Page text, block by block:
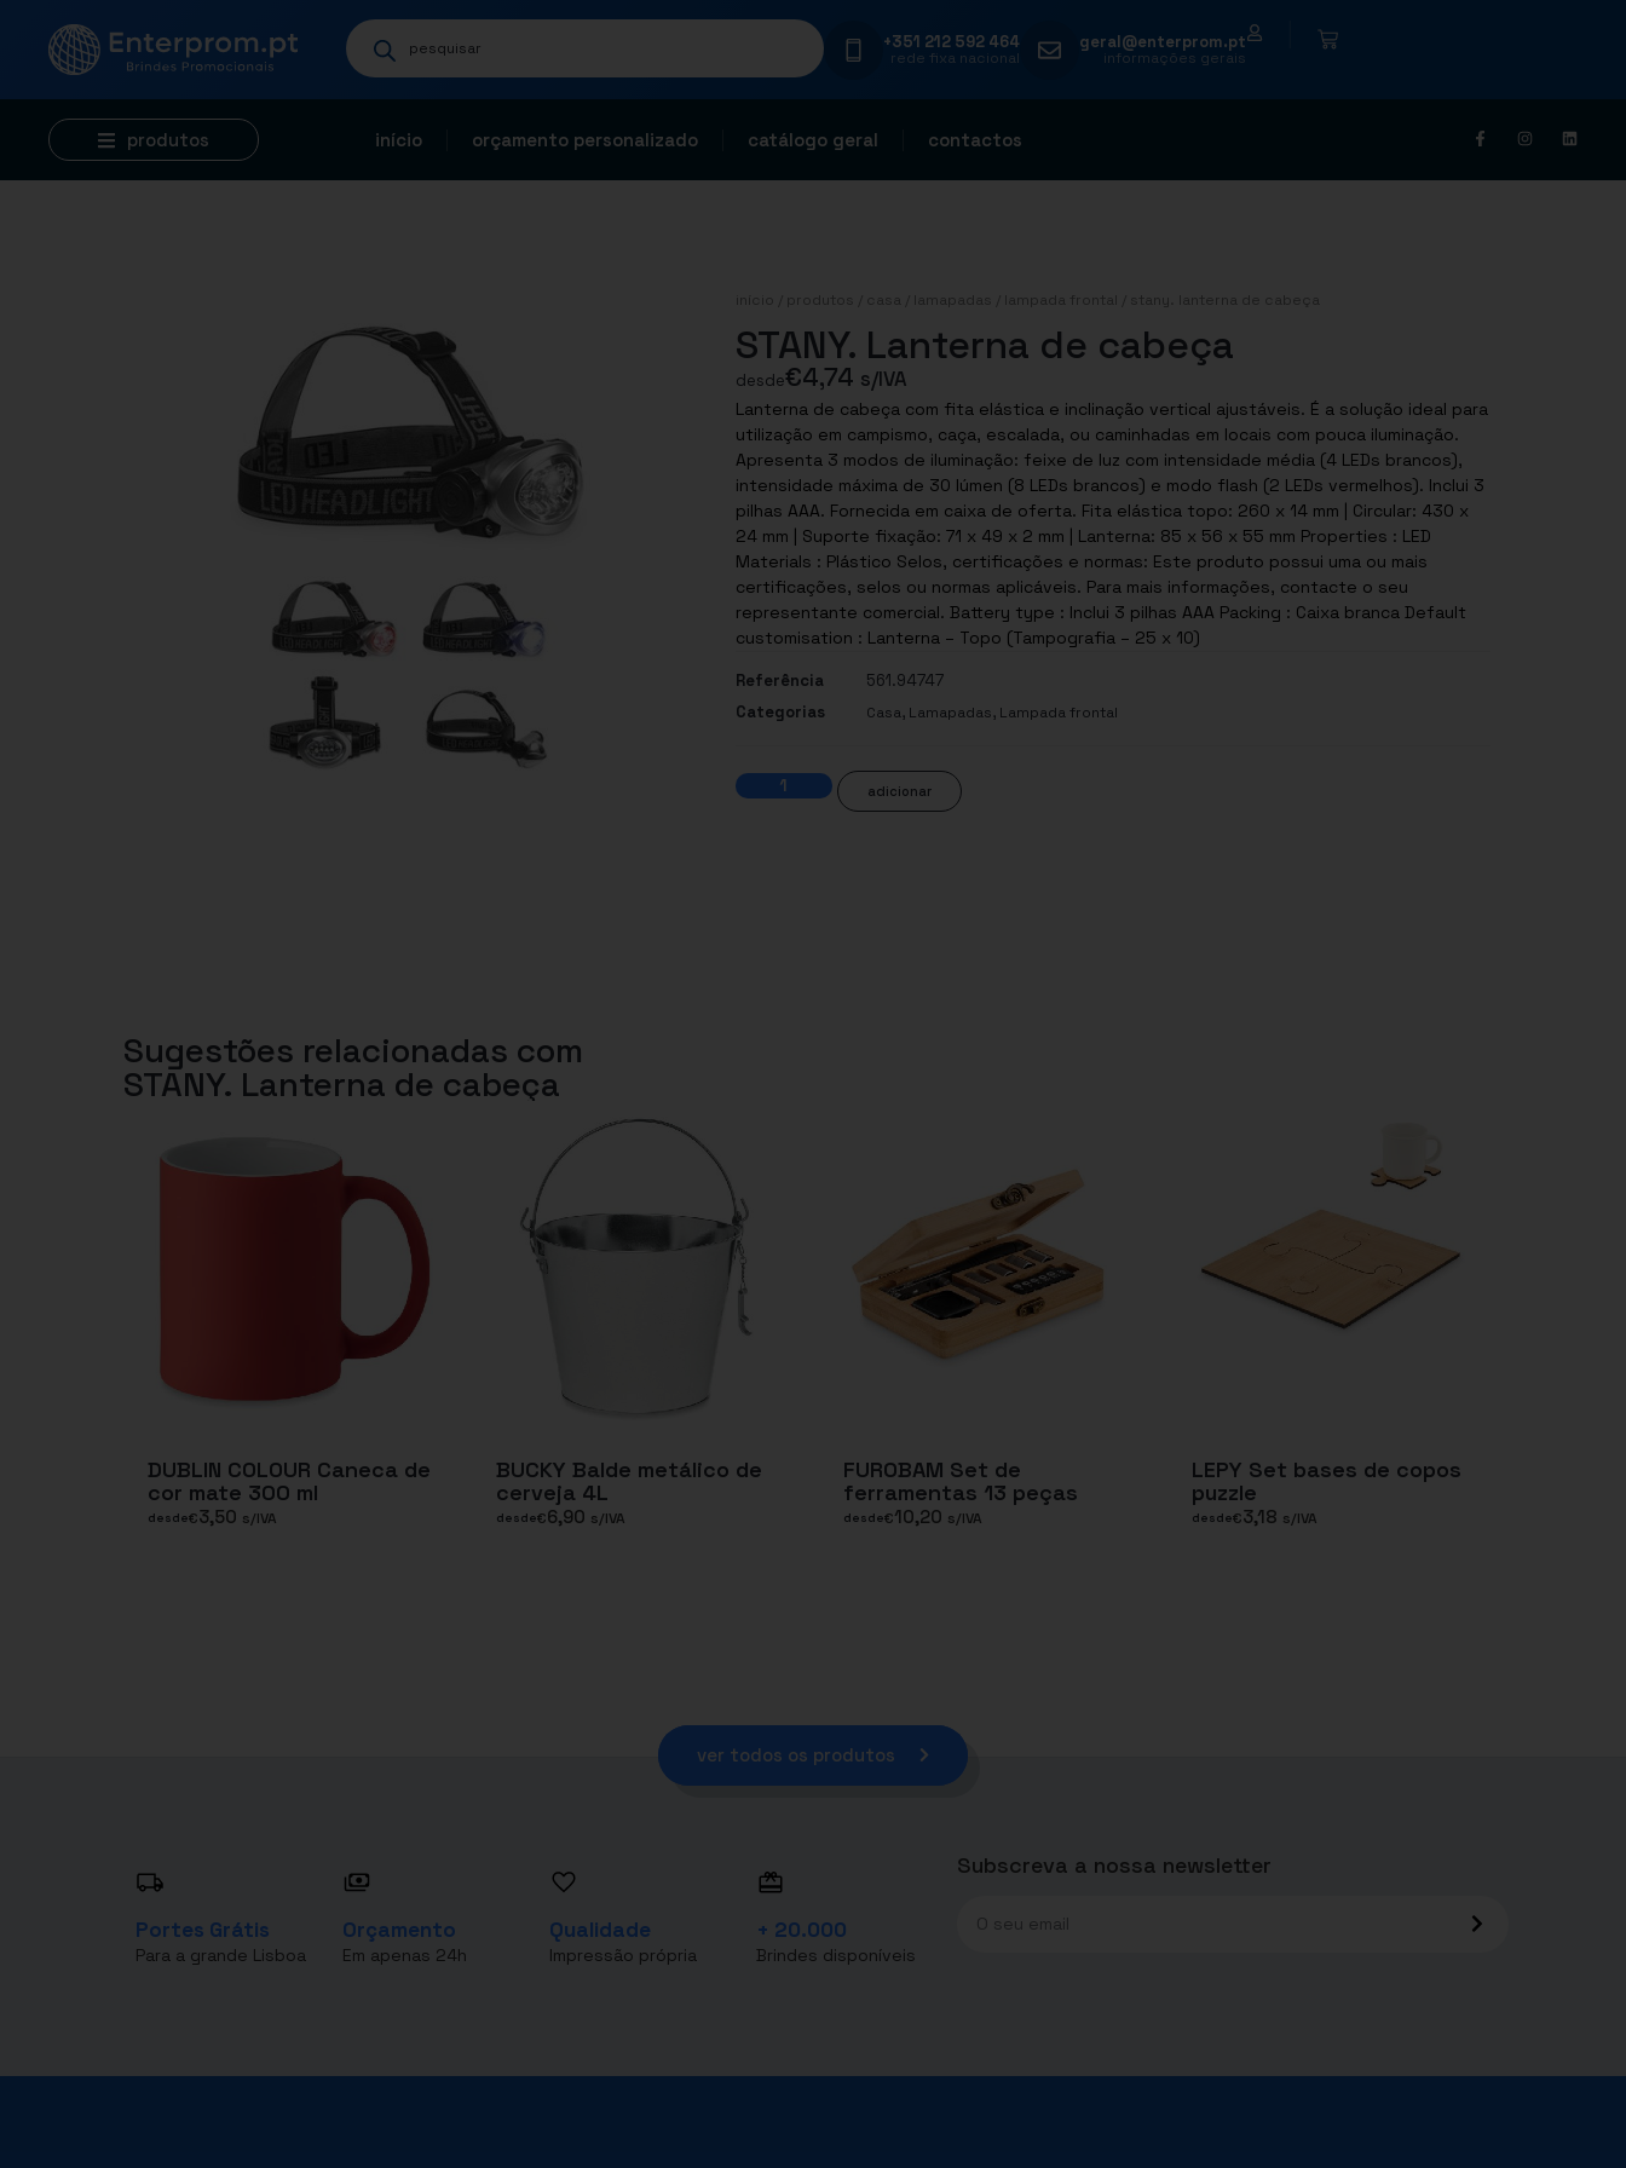
+351 212 592 464
rede fixa nacional
geral@enterprom.pt
informações gerais
produtos início orçamento personalizado catálogo geral contactos
início produtos casa lamapadas lampada frontal / stany. lanterna de cabeça
STANY. Lanterna de cabeça
desde€4,74 s/IVA
Lanterna de cabeça com fita elástica e inclinação vertical ajustáveis. É a solução ideal para
utilização em campismo, caça, escalada, ou caminhadas em locais com pouca iluminação.
Apresenta 3 modos de iluminação: feixe de luz com intensidade média (4 LEDs brancos),
intensidade máxima de 30 lúmen (8 LEDs brancos) e modo flash (2 LEDs vermelhos). Inclui 3
pilhas AAA. Fornecida em caixa de oferta. Fita elástica topo: 260 x 14 mm | Circular: 430 x
24 mm | Suporte fixação: 71 x 49 x 2 mm | Lanterna: 85 x 56 x 55 mm Properties : LED
Materials : Plástico Selos, certificações e normas: Este produto possui uma ou mais
certificações, selos ou normas aplicáveis. Para mais informações, contacte o seu
representante comercial. Battery type : Inclui 3 pilhas AAA Packing : Caixa branca Default
customisation : Lanterna – Topo (Tampografia – 25 x 10)
Referência
561.94747
Categorias
Casa, Lamapadas, Lampada frontal
adicionar
Sugestões relacionadas com
STANY. Lanterna de cabeça
DUBLIN COLOUR Caneca de
cor mate 300 ml
desde€3,50 s/IVA
BUCKY Balde metálico de
cerveja 4L
desde€6,90 s/IVA
FUROBAM Set de
ferramentas 13 peças
desde€10,20 s/IVA
LEPY Set bases de copos
puzzle
desde€3,18 s/IVA
ver todos os produtos
Portes Grátis
Para a grande Lisboa
Orçamento
Em apenas 24h
Qualidade
Impressão própria
+ 20.000
Brindes disponíveis
Subscreva a nossa newsletter